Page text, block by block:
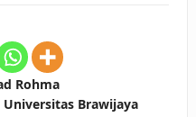
Rohma
Universitas Brawijaya